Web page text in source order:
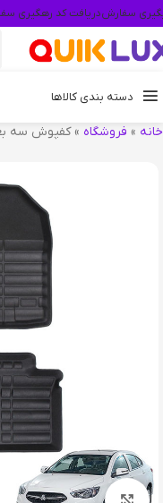
سفارشدریافت کد رهگیری
دسته بندی کالاها
خانه » فروشگاه »کفپوش سه
بزرگنمایی تصویر